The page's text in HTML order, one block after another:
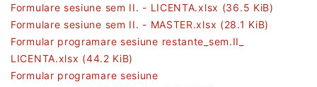
Formulare sesiune sem II. - LICENTA.xlsx (36.5 KiB)
Formulare sesiune sem II. - MASTER.xlsx (28.1 KiB)
Formular programare sesiune restante_sem.II_
LICENTA.xlsx (44.2 KiB)
Formular programare sesiune